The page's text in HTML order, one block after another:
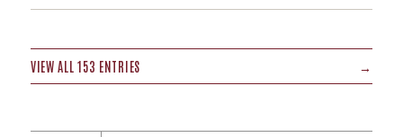
VIEW ALL 153 ENTRIES →